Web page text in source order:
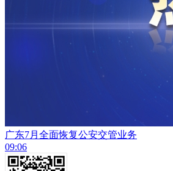
广东7月全面恢复公安交管业务
09:06